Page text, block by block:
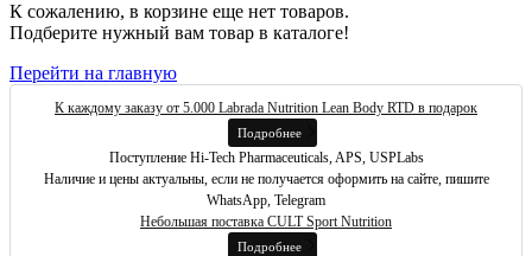
К сожалению, в корзине еще нет товаров.
Подберите нужный вам товар в каталоге!
Перейти на главную
К каждому заказу от 5.000 Labrada Nutrition Lean Body RTD в подарок
Подробнее
Поступление Hi-Tech Pharmaceuticals, APS, USPLabs
Наличие и цены актуальны, если не получается оформить на сайте, пишите
WhatsApp, Telegram
Небольшая поставка CULT Sport Nutrition
Подробнее